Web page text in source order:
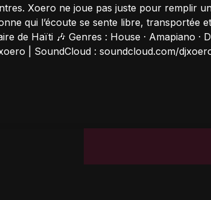
Xoero ne joue pas juste pour remplir
qui l’écoute se sente libre, transportée
de Haïti 🎶 Genres : House · Amapiano ·
| SoundCloud : soundcloud.com/